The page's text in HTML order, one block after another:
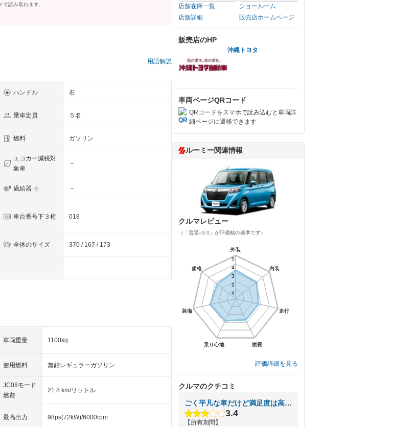
で読み取れます。
用語解説
ハンドル 右
乗車定員 ５名
燃料 ガソリン
エコカー減税対
象車
－
過給器 －
車台番号下３桁 018
全体のサイズ 370 / 167 / 173
車両重量 1100kg
使用燃料 無鉛レギュラーガソリン
JC08モード
燃費
21.8 km/リットル
最高出力 98ps(72kW)/6000rpm
店舗在庫一覧
ショールーム
店舗詳細
販売店ホームページ
販売店のHP
沖縄トヨタ
車両ページQRコード
QRコードをスマホで読み込むと車両詳
細ページに遷移できます
ルーミー関連情報
クルマレビュー
（「普通=3.0」が評価軸の基準です）
外装
内装
走行
燃費
乗り心地
装備
価格
1
2
3
4
5
外装
内装
走行
燃費
乗り心地
装備
価格
1
2
3
4
5
評価詳細を見る
クルマのクチコミ
ごく平凡な車だけど満足度は高いです
3.4
【所有期間】